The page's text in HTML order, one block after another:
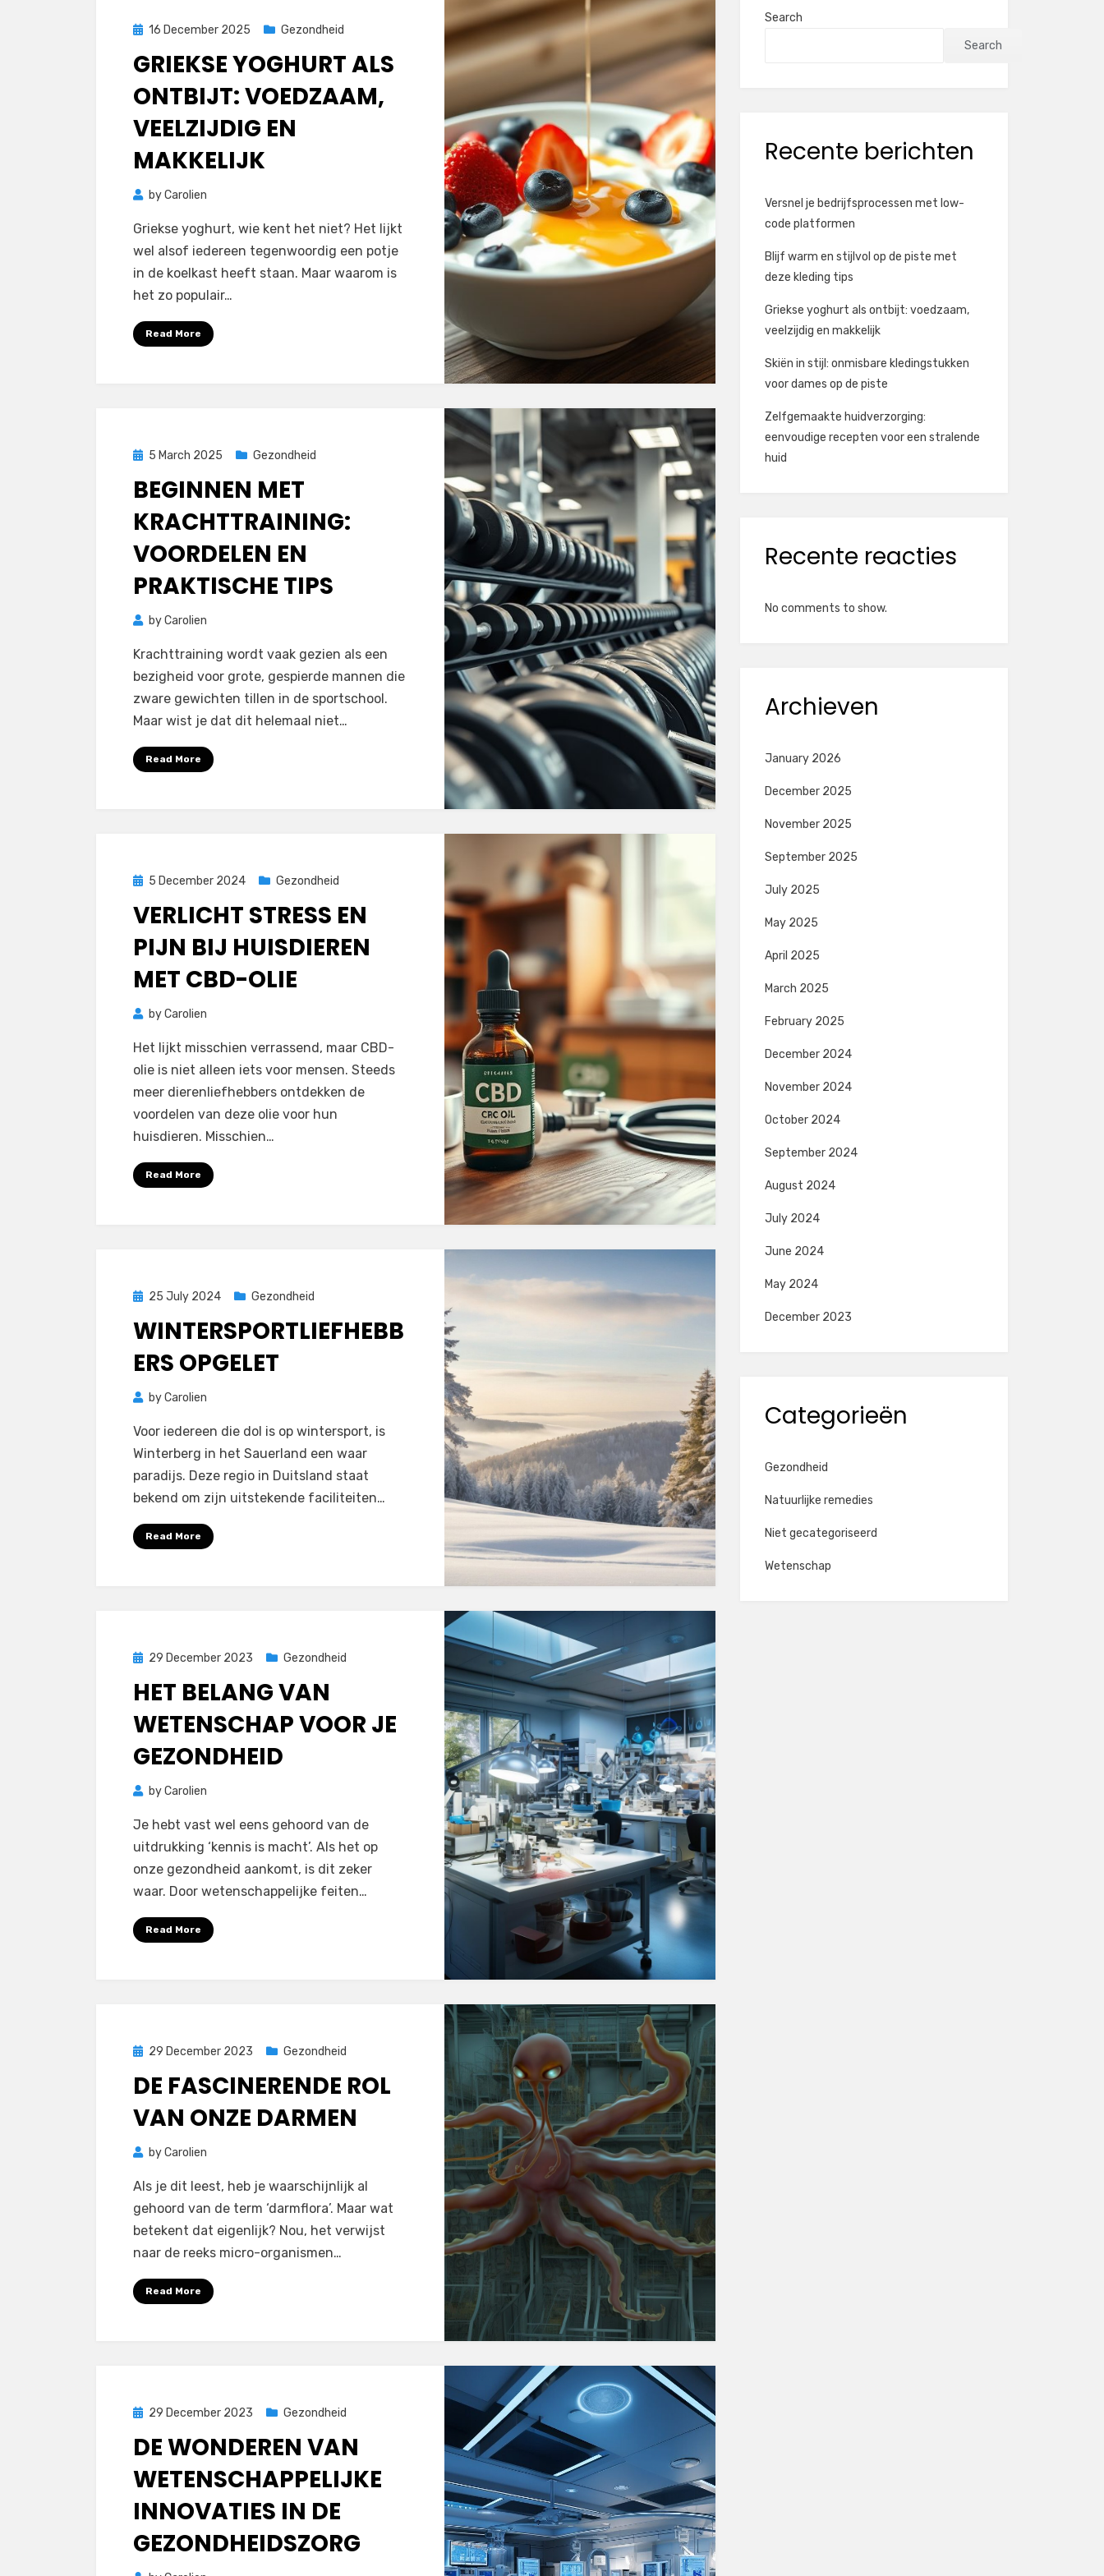
Posted
16 December 2025 Gezondheid
GRIEKSE YOGHURT ALS
ONTBIJT: VOEDZAAM,
VEELZIJDIG EN
MAKKELIJK
byCarolien
Griekse yoghurt, wie kent het niet? Het lijkt
wel alsof iedereen tegenwoordig een potje
in de koelkast heeft staan. Maar waarom is
het zo populair…
Read More
Posted
5 March 2025 Gezondheid
BEGINNEN MET
KRACHTTRAINING:
VOORDELEN EN
PRAKTISCHE TIPS
byCarolien
Krachttraining wordt vaak gezien als een
bezigheid voor grote, gespierde mannen die
zware gewichten tillen in de sportschool.
Maar wist je dat dit helemaal niet…
Read More
Posted
5 December 2024 Gezondheid
VERLICHT STRESS EN
PIJN BIJ HUISDIEREN
MET CBD-OLIE
byCarolien
Het lijkt misschien verrassend, maar CBD-
olie is niet alleen iets voor mensen. Steeds
meer dierenliefhebbers ontdekken de
voordelen van deze olie voor hun
huisdieren. Misschien…
Read More
Posted
25 July 2024 Gezondheid
WINTERSPORTLIEFHEBB
ERS OPGELET
byCarolien
Voor iedereen die dol is op wintersport, is
Winterberg in het Sauerland een waar
paradijs. Deze regio in Duitsland staat
bekend om zijn uitstekende faciliteiten…
Read More
Posted
29 December 2023 Gezondheid
HET BELANG VAN
WETENSCHAP VOOR JE
GEZONDHEID
byCarolien
Je hebt vast wel eens gehoord van de
uitdrukking ‘kennis is macht’. Als het op
onze gezondheid aankomt, is dit zeker
waar. Door wetenschappelijke feiten…
Read More
Posted
29 December 2023 Gezondheid
DE FASCINERENDE ROL
VAN ONZE DARMEN
byCarolien
Als je dit leest, heb je waarschijnlijk al
gehoord van de term ‘darmflora’. Maar wat
betekent dat eigenlijk? Nou, het verwijst
naar de reeks micro-organismen…
Read More
Posted
29 December 2023 Gezondheid
DE WONDEREN VAN
WETENSCHAPPELIJKE
INNOVATIES IN DE
GEZONDHEIDSZORG
Search
Search
Recente berichten
Versnel je bedrijfsprocessen met low-
code platformen
Blijf warm en stijlvol op de piste met
deze kleding tips
Griekse yoghurt als ontbijt: voedzaam,
veelzijdig en makkelijk
Skiën in stijl: onmisbare kledingstukken
voor dames op de piste
Zelfgemaakte huidverzorging:
eenvoudige recepten voor een stralende
huid
Recente reacties
No comments to show.
Archieven
January 2026
December 2025
November 2025
September 2025
July 2025
May 2025
April 2025
March 2025
February 2025
December 2024
November 2024
October 2024
September 2024
August 2024
July 2024
June 2024
May 2024
December 2023
Categorieën
Gezondheid
Natuurlijke remedies
Niet gecategoriseerd
Wetenschap